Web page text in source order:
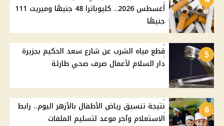
أغسطس 2026.. كليوباترا 48 جنيهًا وميريت 111
جنيهًا
5
قطع مياه الشرب عن شارع سعد الحكيم بجزيرة
دار السلام لأعمال صرف صحي طارئة
6
نتيجة تنسيق رياض الأطفال بالأزهر اليوم.. رابط
الاستعلام وآخر موعد لتسليم الملفات